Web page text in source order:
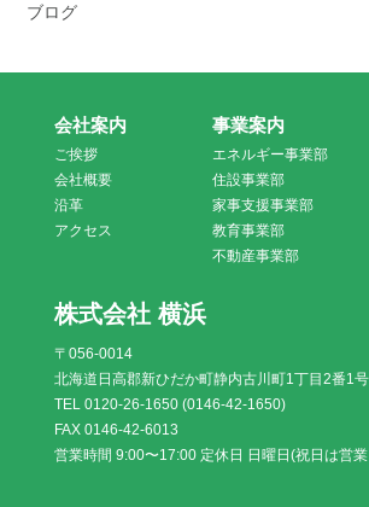
ブログ
株式会社 横浜
〒056-0014
北海道日高郡新ひだか町静内古川町1丁目2番1号
TEL 0120-26-1650 (0146-42-1650)
FAX 0146-42-6013
営業時間 9:00〜17:00 定休日 日曜日(祝日は営
会社案内
ご挨拶
会社概要
沿革
アクセス
事業案内
エネルギー事業部
住設事業部
家事支援事業部
教育事業部
不動産事業部